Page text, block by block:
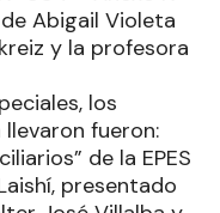
Abigail Violeta
y la profesora
los
fueron:
de la EPES
presentado